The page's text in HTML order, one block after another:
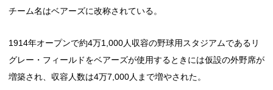
チーム名はベアーズに改称されている。
1914年オープンで約4万1,000人収容の野球用スタジアムであるリ
グレー・フィールドをベアーズが使用するときには仮設の外野席が
増築され、収容人数は4万7,000人まで増やされた。